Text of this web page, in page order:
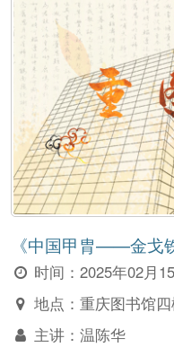
《中国甲胄——金戈
时间：2025年02月
地点：重庆图书馆
主讲：温陈华